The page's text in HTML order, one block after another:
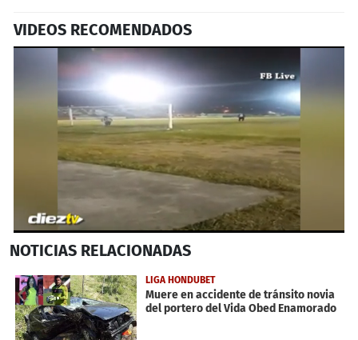
VIDEOS RECOMENDADOS
seconds
47
seconds
NOTICIAS RELACIONADAS
LIGA HONDUBET
Muere en accidente de tránsito novia
del portero del Vida Obed Enamorado